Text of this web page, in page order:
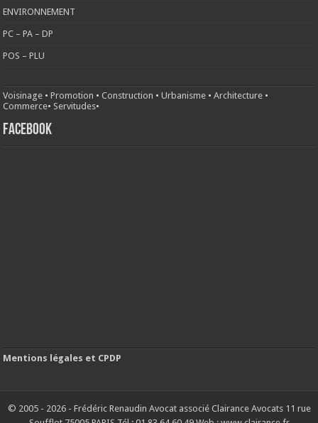
ENVIRONNEMENT
PC – PA – DP
POS – PLU
Voisinage •Promotion •Construction •Urbanisme •Architecture •
Commerce• Servitudes•
FACEBOOK
Mentions légales et CPDP
© 2005 - 2026 - Frédéric Renaudin Avocat associé Clairance Avocats 11 rue